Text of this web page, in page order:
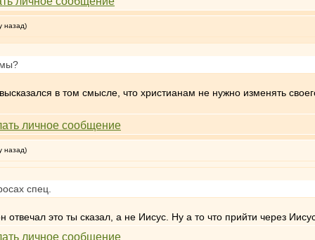
назад)
в том смысле, что христианам не нужно изменять
назад)
спец.
отвечал это ты сказал, а не Иисус. Ну а то что прийти через